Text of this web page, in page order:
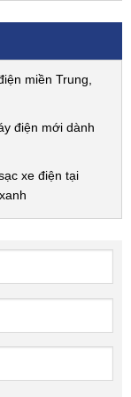
miền Trung,
điện mới dành
xe điện tại